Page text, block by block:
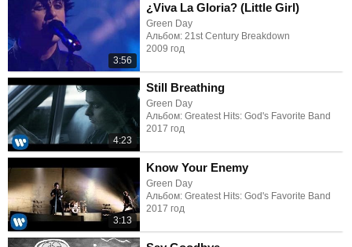
3:56
¿Viva La Gloria? (Little Girl)
Green Day
Альбом: 21st Century Breakdown
2009 год
4:23
Still Breathing
Green Day
Альбом: Greatest Hits: God's Favorite Band
2017 год
3:13
Know Your Enemy
Green Day
Альбом: Greatest Hits: God's Favorite Band
2017 год